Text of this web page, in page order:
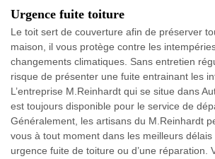
Urgence fuite toiture
Le toit sert de couverture afin de préserver
maison, il vous protège contre les
changements climatiques. Sans entretien
risque de présenter une fuite entrainant les
L’entreprise M.Reinhardt qui se situe dans
est toujours disponible pour le service de
Généralement, les artisans du M.Reinhardt
vous à tout moment dans les meilleurs délais
urgence fuite de toiture ou d’une réparation.